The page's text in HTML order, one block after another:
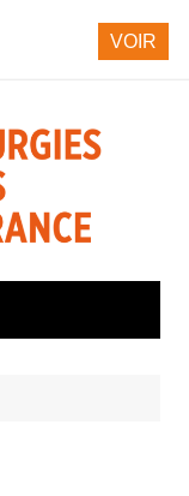
VOIR